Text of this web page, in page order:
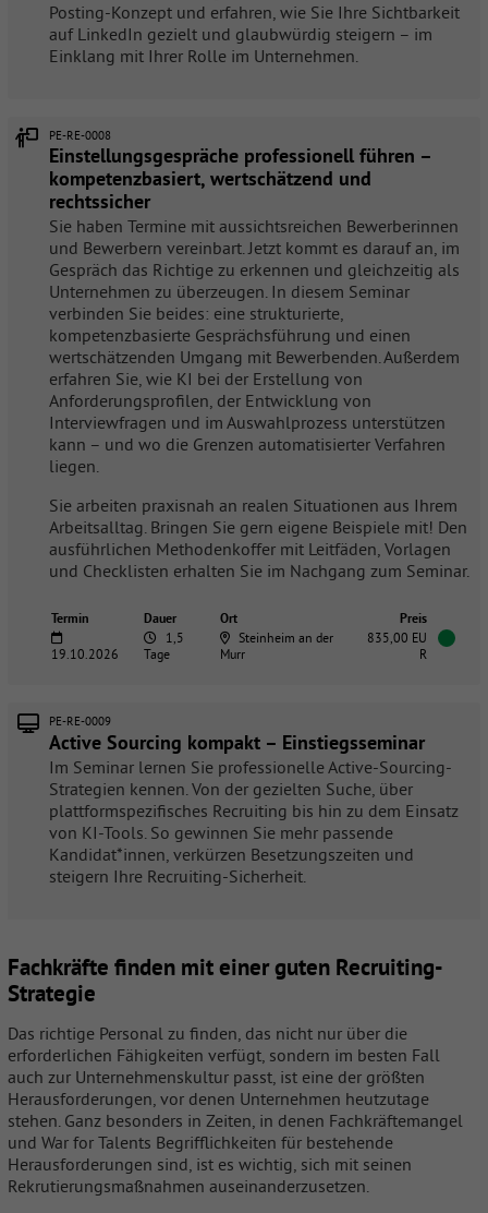
Posting-Konzept und erfahren, wie Sie Ihre Sichtbarkeit
auf LinkedIn gezielt und glaubwürdig steigern – im
Einklang mit Ihrer Rolle im Unternehmen.
PE-RE-0008
Einstellungsgespräche professionell führen –
kompetenzbasiert, wertschätzend und
rechtssicher
Sie haben Termine mit aussichtsreichen Bewerberinnen
und Bewerbern vereinbart. Jetzt kommt es darauf an, im
Gespräch das Richtige zu erkennen und gleichzeitig als
Unternehmen zu überzeugen. In diesem Seminar
verbinden Sie beides: eine strukturierte,
kompetenzbasierte Gesprächsführung und einen
wertschätzenden Umgang mit Bewerbenden. Außerdem
erfahren Sie, wie KI bei der Erstellung von
Anforderungsprofilen, der Entwicklung von
Interviewfragen und im Auswahlprozess unterstützen
kann – und wo die Grenzen automatisierter Verfahren
liegen.
Sie arbeiten praxisnah an realen Situationen aus Ihrem
Arbeitsalltag. Bringen Sie gern eigene Beispiele mit! Den
ausführlichen Methodenkoffer mit Leitfäden, Vorlagen
und Checklisten erhalten Sie im Nachgang zum Seminar.
Termin Dauer Ort Preis
19.10.2026
1,5
Tage
Steinheim an der
Murr
835,00 EU
R
PE-RE-0009
Active Sourcing kompakt – Einstiegsseminar
Im Seminar lernen Sie professionelle Active-Sourcing-
Strategien kennen. Von der gezielten Suche, über
plattformspezifisches Recruiting bis hin zu dem Einsatz
von KI-Tools. So gewinnen Sie mehr passende
Kandidat*innen, verkürzen Besetzungszeiten und
steigern Ihre Recruiting-Sicherheit.
Fachkräfte finden mit einer guten Recruiting-
Strategie
Das richtige Personal zu finden, das nicht nur über die
erforderlichen Fähigkeiten verfügt, sondern im besten Fall
auch zur Unternehmenskultur passt, ist eine der größten
Herausforderungen, vor denen Unternehmen heutzutage
stehen. Ganz besonders in Zeiten, in denen Fachkräftemangel
und War for Talents Begrifflichkeiten für bestehende
Herausforderungen sind, ist es wichtig, sich mit seinen
Rekrutierungsmaßnahmen auseinanderzusetzen.